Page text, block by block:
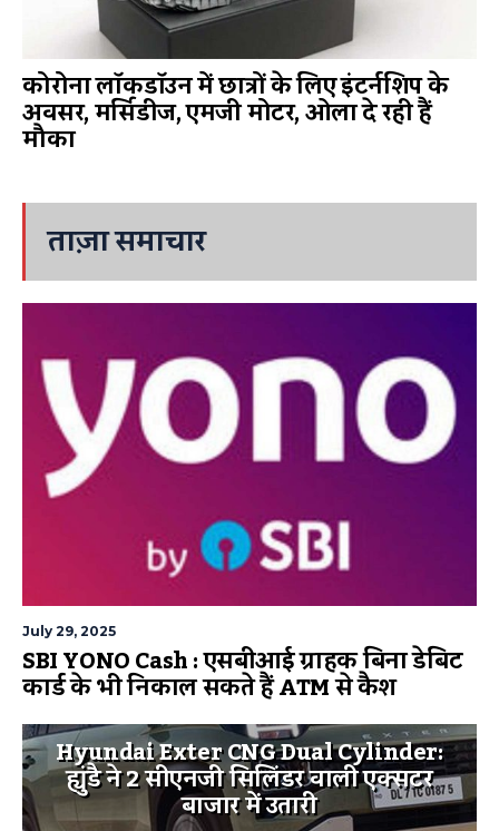
कोरोना लॉकडॉउन में छात्रों के लिए इंटर्नशिप के
अवसर, मर्सिडीज, एमजी मोटर, ओला दे रही हैं
मौका
ताज़ा समाचार
July 29, 2025
SBI YONO Cash : एसबीआई ग्राहक बिना डेबिट
कार्ड के भी निकाल सकते हैं ATM से कैश
Hyundai Exter CNG Dual Cylinder:
ह्युंडै ने 2 सीएनजी सिलिंडर वाली एक्सटर
बाजार में उतारी